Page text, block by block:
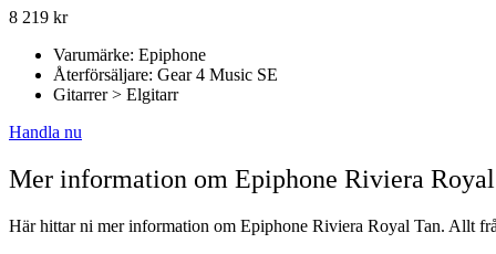
8 219 kr
Varumärke: Epiphone
Återförsäljare: Gear 4 Music SE
Gitarrer > Elgitarr
Handla nu
Mer information om Epiphone Riviera
Här hittar ni mer information om Epiphone Riviera Royal Tan. Allt